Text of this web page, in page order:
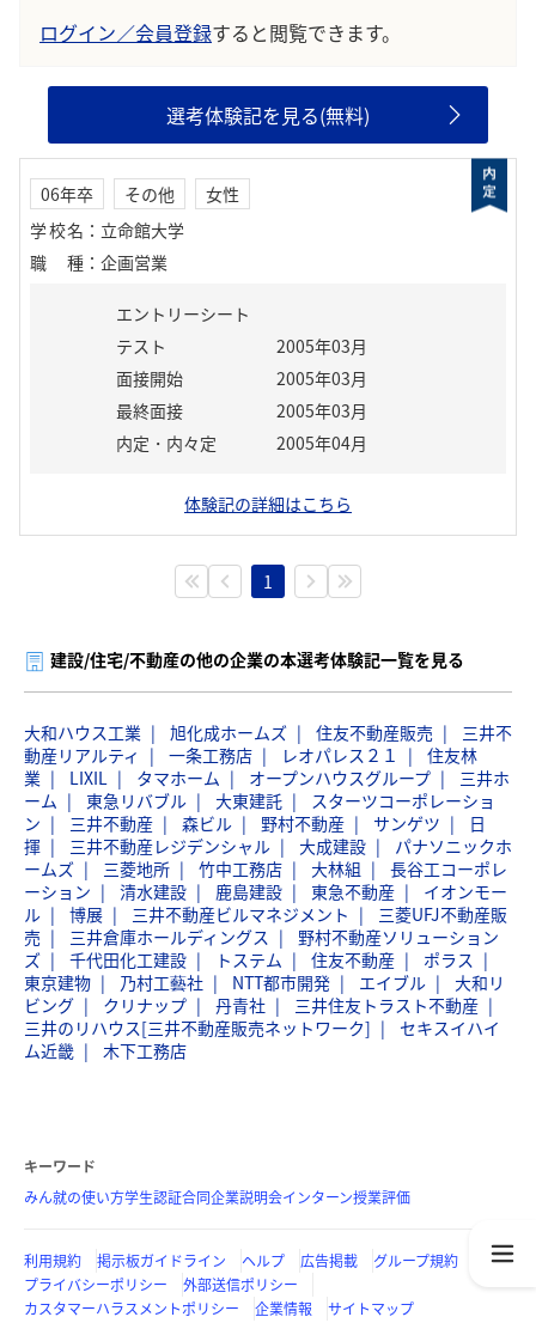
ログイン／会員登録すると閲覧できます。
選考体験記を見る(無料)
06年卒 その他
女性
学校名 ： 立命館大学
職種 ： 企画営業
エントリーシート
テスト
2005年03月
面接開始
2005年03月
最終面接
2005年03月
内定・内々定
2005年04月
体験記の詳細はこちら
1
建設/住宅/不動産の他の企業の本選考体験記一覧を見る
大和ハウス工業 旭化成ホームズ 住友不動産販売
三井不
動産リアルティ
一条工務店 レオパレス２１
住友林
業
LIXIL タマホーム オープンハウスグループ
三井ホ
ーム
東急リバブル 大東建託
スターツコーポレーショ
ン
三井不動産 森ビル 野村不動産 サンゲツ
日
揮
三井不動産レジデンシャル 大成建設
パナソニックホ
ームズ
三菱地所 竹中工務店 大林組
長谷工コーポレ
ーション
清水建設 鹿島建設 東急不動産
イオンモー
ル
博展 三井不動産ビルマネジメント
三菱UFJ不動産販
売
三井倉庫ホールディングス
野村不動産ソリューション
ズ
千代田化工建設 トステム 住友不動産
ポラス
東京建物
乃村工藝社 NTT都市開発 エイブル
大和リ
ビング
クリナップ 丹青社
三井住友トラスト不動産
三井のリハウス[三井不動産販売ネットワーク]
セキスイハイ
ム近畿
木下工務店
キーワード
みん就の使い方学生認証合同企業説明会インターン授業評価
利用規約 掲示板ガイドライン ヘルプ 広告掲載
グループ規約
プライバシーポリシー
外部送信ポリシー
カスタマーハラスメントポリシー
企業情報 サイトマップ